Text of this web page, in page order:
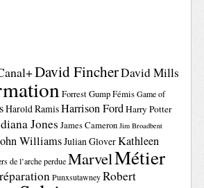
David FincherDavid Mills
Forrest GumpFémis Game of
Harold RamisHarrison FordHarry Potter
Jones James Cameron Jim Broadbent
WilliamsJulian GloverKathleen
de l’arche perdue MarvelMétier
Punxsutawney Robert